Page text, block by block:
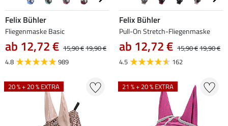
Felix Bühler
Fliegenmaske Basic
ab 12,72 € 15,90 €19,90 €
4.8
989
Felix Bühler
Pull-On Stretch-Fliegenmaske
ab 12,72 € 15,90 €19,90 €
4.5
162
20 % + 20 % EXTRA 21 % + 20 % EXTRA